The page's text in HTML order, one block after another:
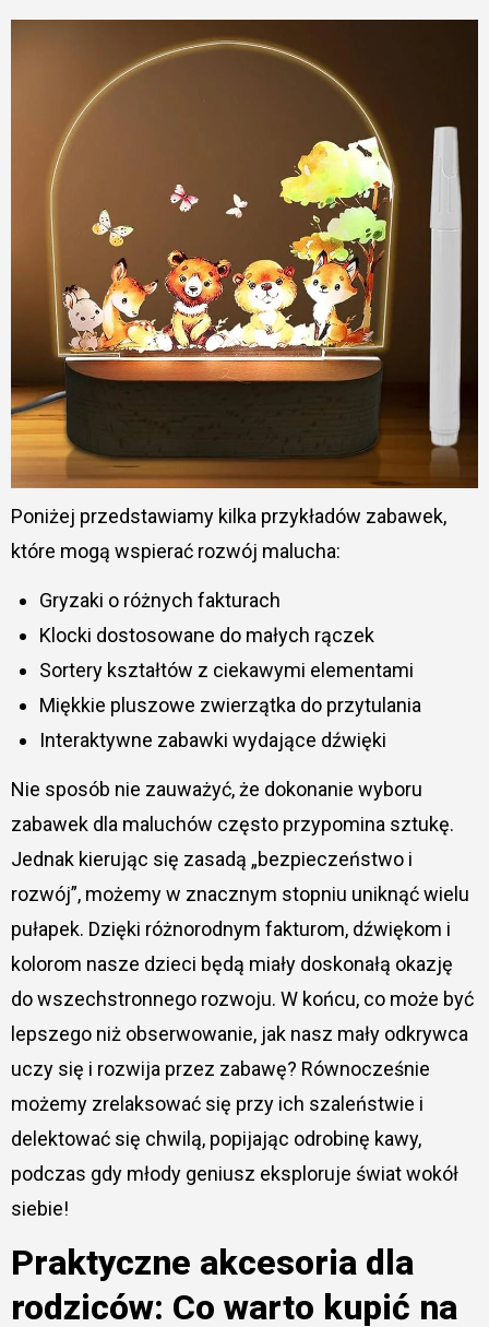
Poniżej przedstawiamy kilka przykładów zabawek,
które mogą wspierać rozwój malucha:
Gryzaki o różnych fakturach
Klocki dostosowane do małych rączek
Sortery kształtów z ciekawymi elementami
Miękkie pluszowe zwierzątka do przytulania
Interaktywne zabawki wydające dźwięki
Nie sposób nie zauważyć, że dokonanie wyboru
zabawek dla maluchów często przypomina sztukę.
Jednak kierując się zasadą „bezpieczeństwo i
rozwój”, możemy w znacznym stopniu uniknąć wielu
pułapek. Dzięki różnorodnym fakturom, dźwiękom i
kolorom nasze dzieci będą miały doskonałą okazję
do wszechstronnego rozwoju. W końcu, co może być
lepszego niż obserwowanie, jak nasz mały odkrywca
uczy się i rozwija przez zabawę? Równocześnie
możemy zrelaksować się przy ich szaleństwie i
delektować się chwilą, popijając odrobinę kawy,
podczas gdy młody geniusz eksploruje świat wokół
siebie!
Praktyczne akcesoria dla
rodziców: Co warto kupić na